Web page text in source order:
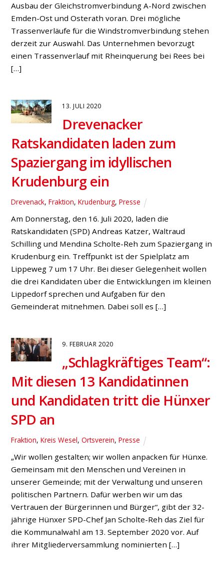
Ausbau der Gleichstromverbindung A-Nord zwischen
Emden-Ost und Osterath voran. Drei mögliche
Trassenverläufe für die Windstromverbindung stehen
derzeit zur Auswahl. Das Unternehmen bevorzugt
einen Trassenverlauf mit Rheinquerung bei Rees bei
[…]
13. JULI 2020
Drevenacker
Ratskandidaten laden zum
Spaziergang im idyllischen
Krudenburg ein
Drevenack,Fraktion,Krudenburg,Presse
Am Donnerstag, den 16. Juli 2020, laden die
Ratskandidaten (SPD) Andreas Katzer, Waltraud
Schilling und Mendina Scholte-Reh zum Spaziergang in
Krudenburg ein. Treffpunkt ist der Spielplatz am
Lippeweg 7 um 17 Uhr. Bei dieser Gelegenheit wollen
die drei Kandidaten über die Entwicklungen im kleinen
Lippedorf sprechen und Aufgaben für den
Gemeinderat mitnehmen. Dabei soll es […]
9. FEBRUAR 2020
„Schlagkräftiges Team“:
Mit diesen 13 Kandidatinnen
und Kandidaten tritt die Hünxer
SPD an
Fraktion,Kreis Wesel,Ortsverein,Presse
„Wir wollen gestalten; wir wollen anpacken für Hünxe.
Gemeinsam mit den Menschen und Vereinen in
unserer Gemeinde; mit der Verwaltung und unseren
politischen Partnern. Dafür werben wir um das
Vertrauen der Bürgerinnen und Bürger“, gibt der 32-
jährige Hünxer SPD-Chef Jan Scholte-Reh das Ziel für
die Kommunalwahl am 13. September 2020 vor. Auf
ihrer Mitgliederversammlung nominierten […]